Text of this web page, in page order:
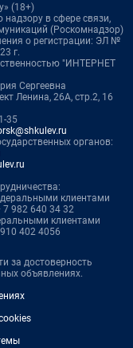
(18+)
в сфере связи,
(Роскомнадзор)
о регистрации: ЭЛ №
г.
"ИНТЕРНЕТ
Сергеевна
Ленина, 26А, стр.2, 16
35
органов:
клиентами
7 982 640 34 32
клиентами
402 4056
за достоверность
объявлениях.